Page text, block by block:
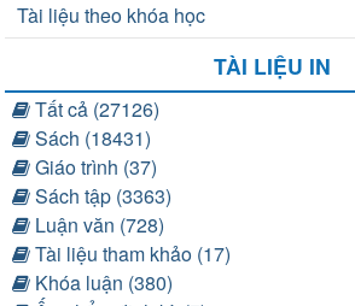
Tài liệu theo khóa học
TÀI LIỆU IN
Tất cả (27126)
Sách (18431)
Giáo trình (37)
Sách tập (3363)
Luận văn (728)
Tài liệu tham khảo (17)
Khóa luận (380)